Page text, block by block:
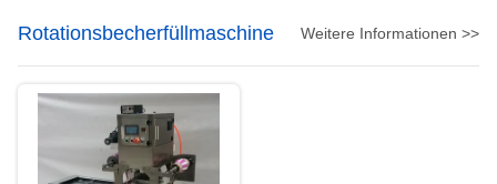
Rotationsbecherfüllmaschine Weitere Informationen >>